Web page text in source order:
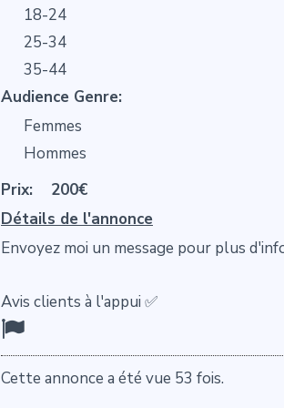
18-24
25-34
35-44
Audience Genre:
Femmes
Hommes
Prix:
200€
Détails de l'annonce
Envoyez moi un message pour plus
Avis clients à l'appui ✅
Cette annonce a été vue 53 fois.